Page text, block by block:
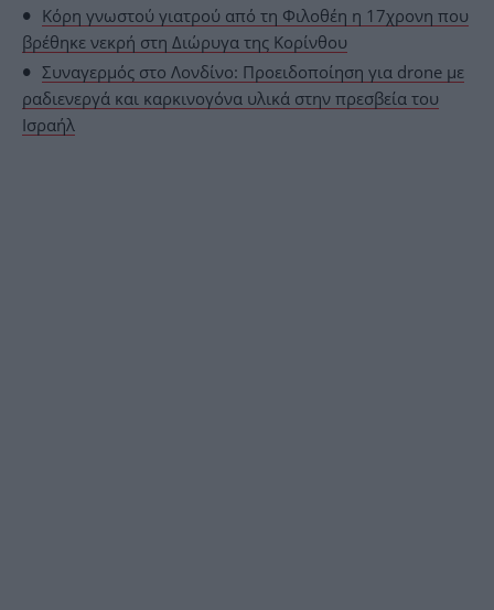
Κόρη γνωστού γιατρού από τη Φιλοθέη η 17χρονη που
βρέθηκε νεκρή στη Διώρυγα της Κορίνθου
Συναγερμός στο Λονδίνο: Προειδοποίηση για drone με
ραδιενεργά και καρκινογόνα υλικά στην πρεσβεία του
Ισραήλ